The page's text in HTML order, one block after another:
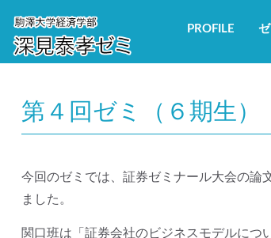
PROFILE
第４回ゼミ（６期生）
今回のゼミでは、証券ゼミナール大会の論
ました。
関口班は「証券会社のビジネスモデルにつ